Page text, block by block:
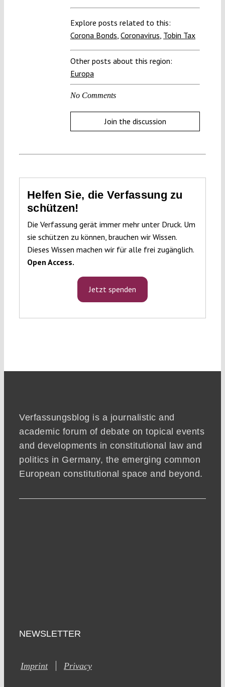
Explore posts related to this:
Corona Bonds Coronavirus Tobin Tax
Other posts about this region:
Europa
No Comments
Join the discussion
Helfen Sie, die Verfassung zu
schützen!
Die Verfassung gerät immer mehr unter Druck. Um
sie schützen zu können, brauchen wir Wissen.
Dieses Wissen machen wir für alle frei zugänglich.
Open Access.
Jetzt spenden
Verfassungsblog is a journalistic and
academic forum of debate on topical events
and developments in constitutional law and
politics in Germany, the emerging common
European constitutional space and beyond.
NEWSLETTER
Imprint Privacy